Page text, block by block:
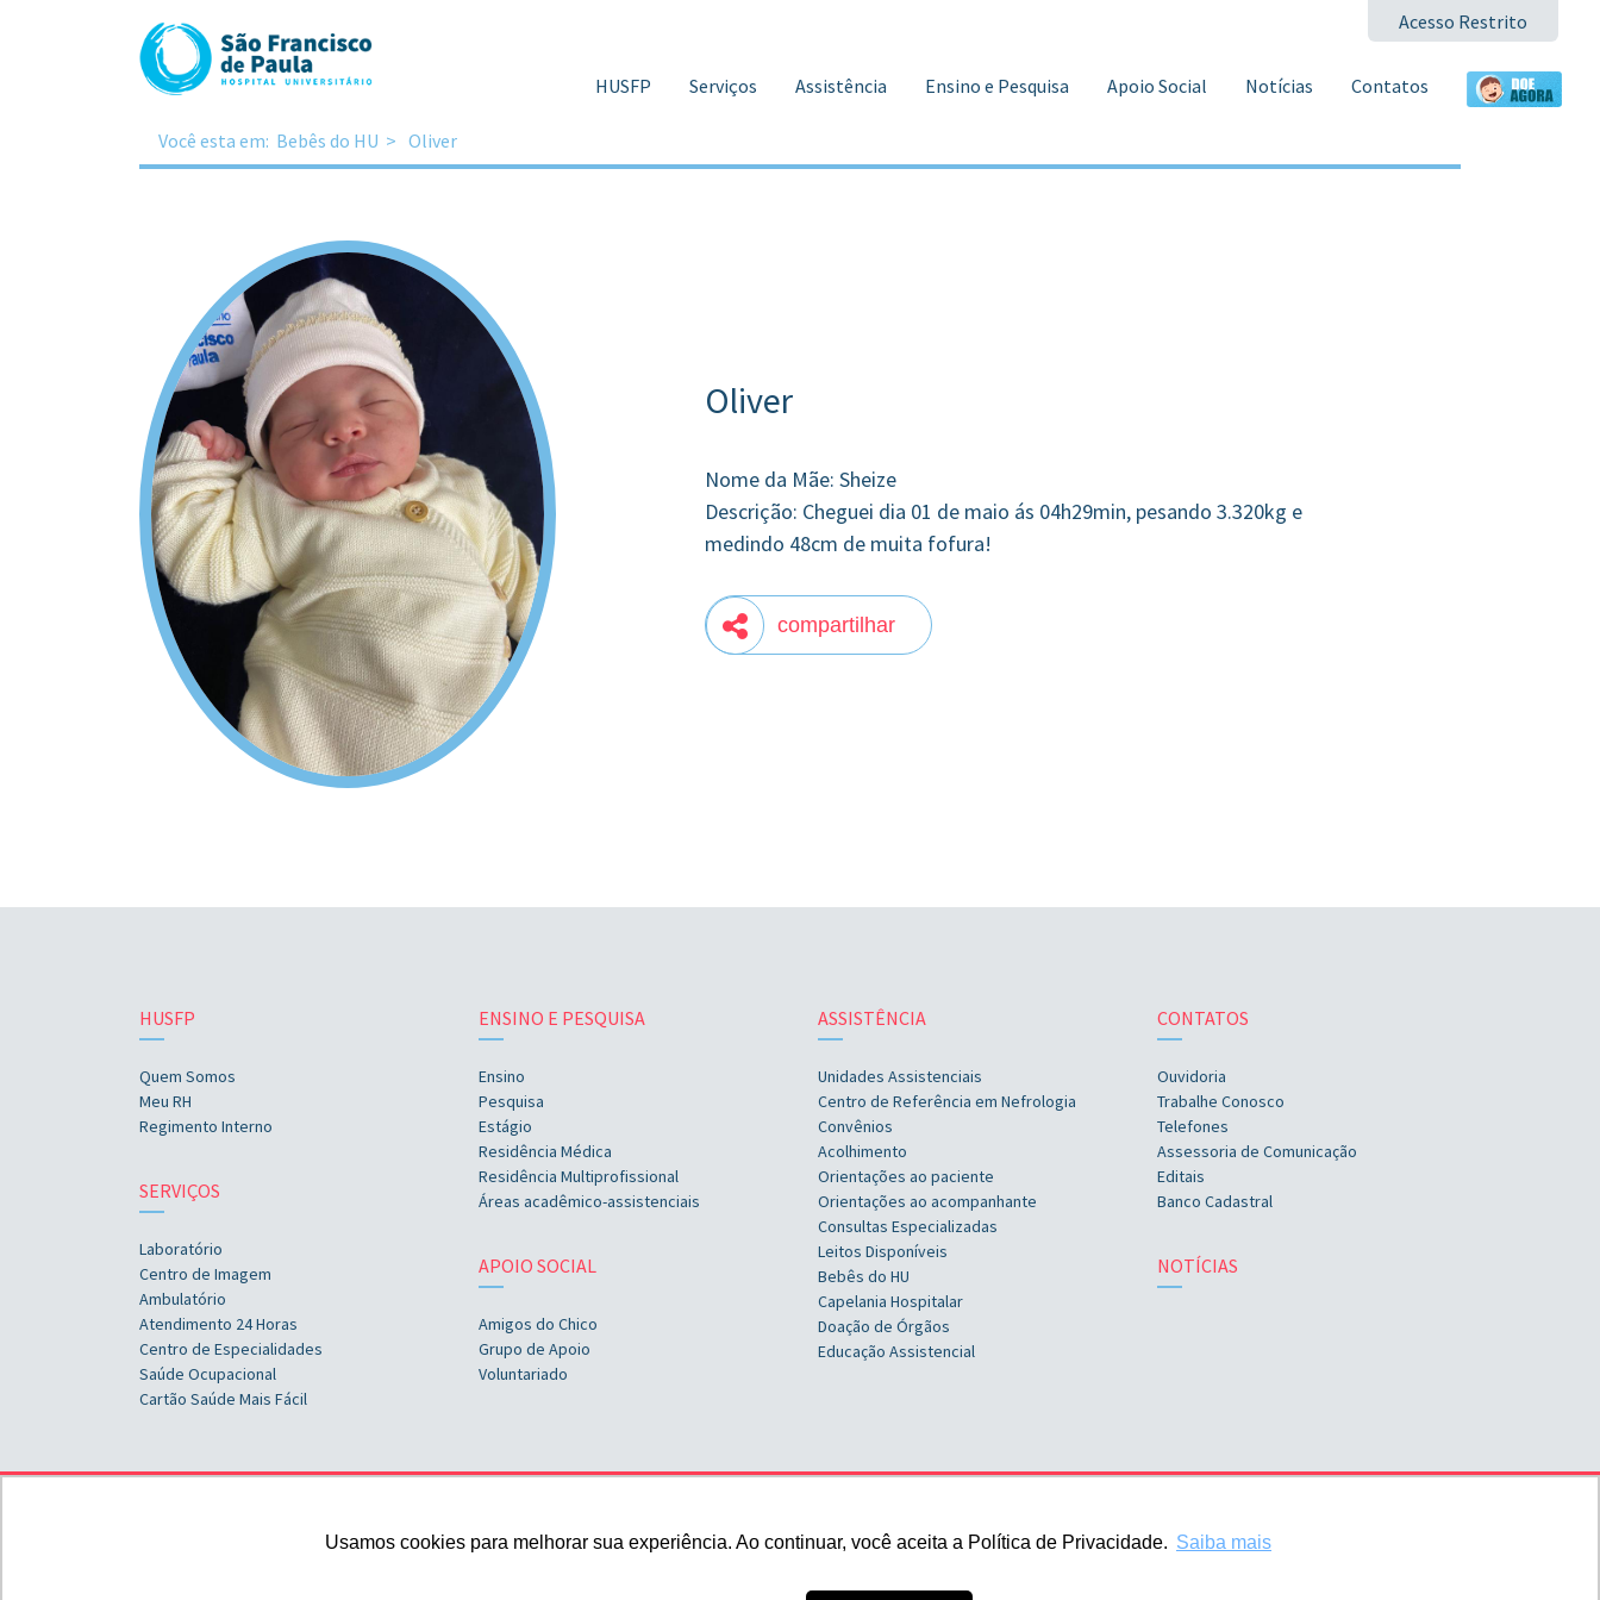
Usamos cookies para melhorar sua experiência. Ao continuar, você aceita a Política de Privacidade. Saiba mais
HUSFP Serviços Assistência Ensino e Pesquisa Apoio Social Notícias Contatos
Acesso Restrito
Você esta em: Bebês do HU Oliver
Oliver
Nome da Mãe: Sheize
Descrição: Cheguei dia 01 de maio ás 04h29min, pesando 3.320kg e
medindo 48cm de muita fofura!
compartilhar
HUSFP
Quem Somos
Meu RH
Regimento Interno
SERVIÇOS
Laboratório
Centro de Imagem
Ambulatório
Atendimento 24 Horas
Centro de Especialidades
Saúde Ocupacional
Cartão Saúde Mais Fácil
ENSINO E PESQUISA
Ensino
Pesquisa
Estágio
Residência Médica
Residência Multiprofissional
Áreas acadêmico-assistenciais
APOIO SOCIAL
Amigos do Chico
Grupo de Apoio
Voluntariado
ASSISTÊNCIA
Unidades Assistenciais
Centro de Referência em Nefrologia
Convênios
Acolhimento
Orientações ao paciente
Orientações ao acompanhante
Consultas Especializadas
Leitos Disponíveis
Bebês do HU
Capelania Hospitalar
Doação de Órgãos
Educação Assistencial
CONTATOS
Ouvidoria
Trabalhe Conosco
Telefones
Assessoria de Comunicação
Editais
Banco Cadastral
NOTÍCIAS
Pelotas/RS